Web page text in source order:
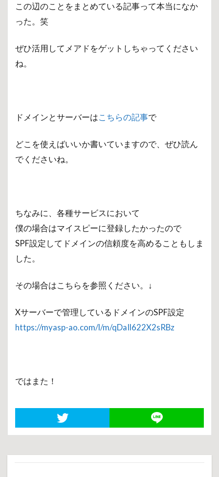
この辺のことをまとめている記事って本当になか
った。笑
ぜひ活用してメアドをゲットしちゃってください
ね。
ドメインとサーバーはこちらの記事で
どこを使えばいいか書いていますので、ぜひ読ん
でくださいね。
ちなみに、各種サービスにおいて
僕の場合はマイスピーに登録したかったので
SPF設定してドメインの信頼度を高めることもしま
した。
その場合はこちらを参照ください。↓
Xサーバーで管理しているドメインのSPF設定
https://myasp-ao.com/l/m/qDaIl622X2sRBz
ではまた！